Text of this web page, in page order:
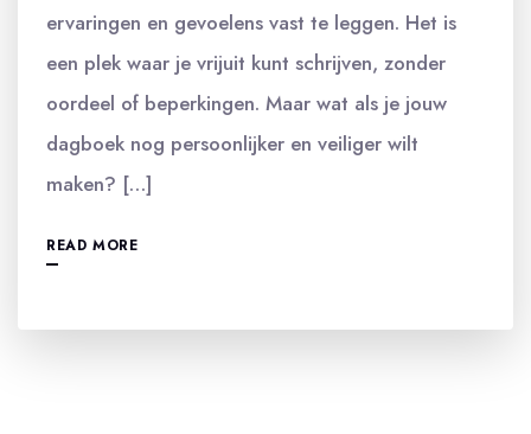
ervaringen en gevoelens vast te leggen. Het is
een plek waar je vrijuit kunt schrijven, zonder
oordeel of beperkingen. Maar wat als je jouw
dagboek nog persoonlijker en veiliger wilt
maken? […]
READ MORE